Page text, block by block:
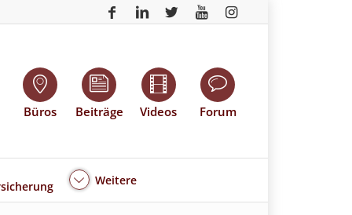
Büros Beiträge Videos Forum
Weitere